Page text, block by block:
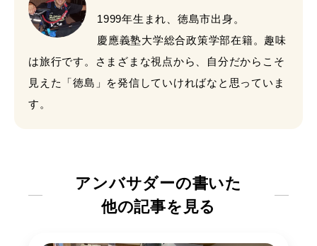
1999年生まれ、徳島市出身。
慶應義塾大学総合政策学部在籍。趣味
は旅行です。さまざまな視点から、自分だからこそ
見えた「徳島」を発信していければなと思っていま
す。
アンバサダーの書いた
他の記事を見る